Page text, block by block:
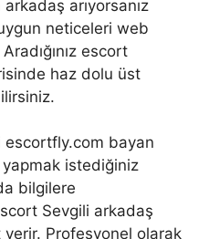
arıyorsanız
neticeleri web
escort
haz dolu üst
bayan
istediğiniz
bilgilere
Sevgili arkadaş
Profesyonel olarak